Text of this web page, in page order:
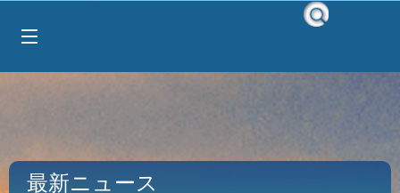
最新ニュース